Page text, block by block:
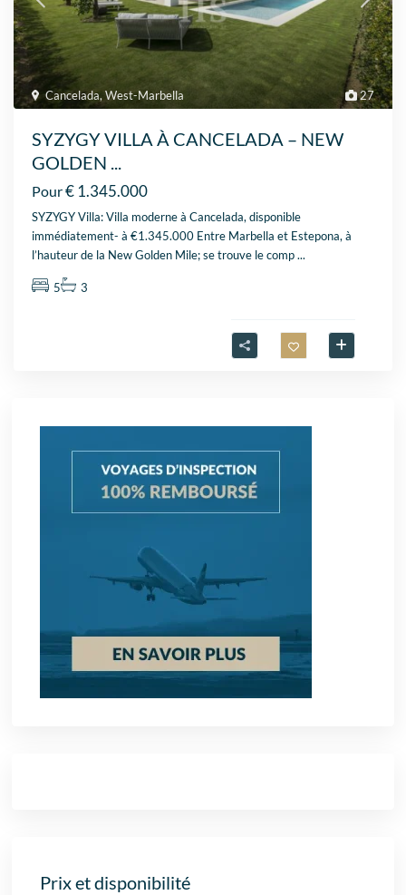
27
Cancelada,West-Marbella
SYZYGY VILLA À CANCELADA – NEW
GOLDEN ...
Pour€ 1.345.000
SYZYGY Villa: Villa moderne à Cancelada, disponible
immédiatement- à €1.345.000 Entre Marbella et Estepona, à
l’hauteur de la New Golden Mile; se trouve le comp...
5 3
Prix et disponibilité